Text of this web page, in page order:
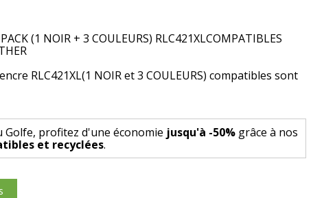
(1 NOIR + 3 COULEURS) RLC421XLCOMPATIBLES
RLC421XL(1 NOIR et 3 COULEURS) compatibles sont
Golfe, profitez d'une économie jusqu'à -50% grâce à nos
et recyclées.